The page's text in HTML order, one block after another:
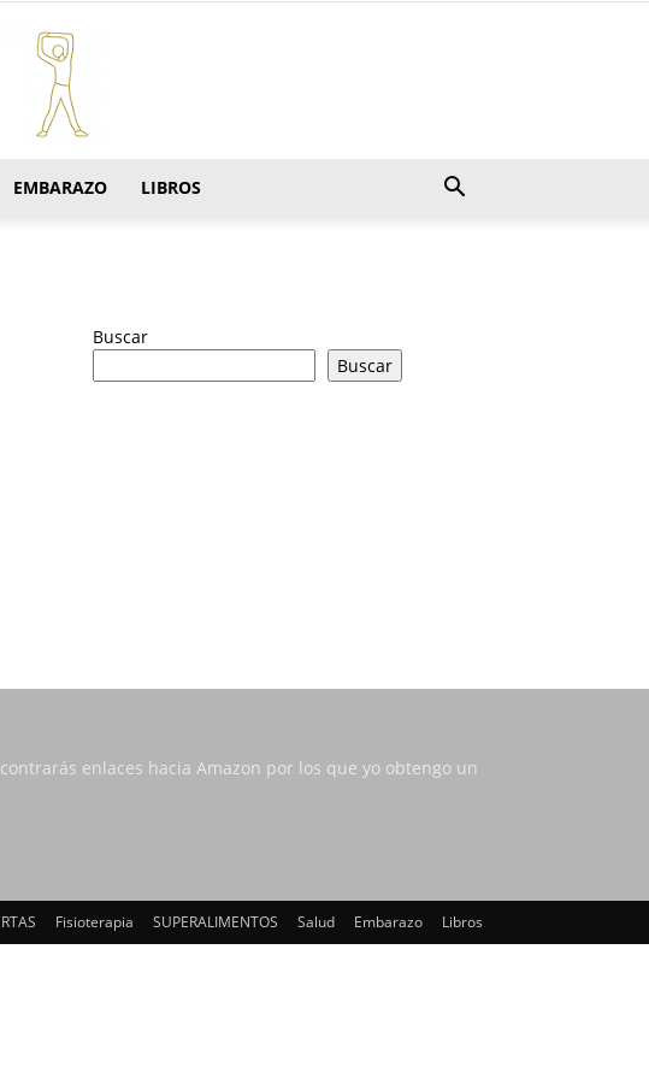
EMBARAZO LIBROS
Buscar
Buscar
enlaces hacia Amazon por los que yo obtengo un
Fisioterapia SUPERALIMENTOS Salud Embarazo Libros